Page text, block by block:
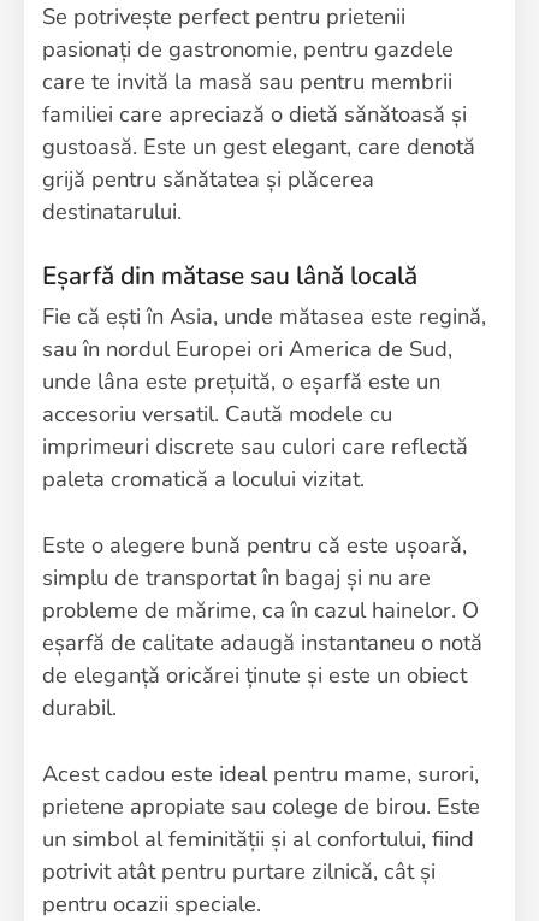
Se potrivește perfect pentru prietenii
pasionați de gastronomie, pentru gazdele
care te invită la masă sau pentru membrii
familiei care apreciază o dietă sănătoasă și
gustoasă. Este un gest elegant, care denotă
grijă pentru sănătatea și plăcerea
destinatarului.
Eșarfă din mătase sau lână locală
Fie că ești în Asia, unde mătasea este regină,
sau în nordul Europei ori America de Sud,
unde lâna este prețuită, o eșarfă este un
accesoriu versatil. Caută modele cu
imprimeuri discrete sau culori care reflectă
paleta cromatică a locului vizitat.
Este o alegere bună pentru că este ușoară,
simplu de transportat în bagaj și nu are
probleme de mărime, ca în cazul hainelor. O
eșarfă de calitate adaugă instantaneu o notă
de eleganță oricărei ținute și este un obiect
durabil.
Acest cadou este ideal pentru mame, surori,
prietene apropiate sau colege de birou. Este
un simbol al feminității și al confortului, fiind
potrivit atât pentru purtare zilnică, cât și
pentru ocazii speciale.